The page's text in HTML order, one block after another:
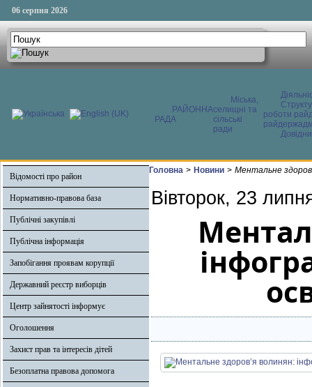
06 серпня 2026
РАЙОННА
РАДА
Міська,
селищні та
сільські
ради
роботи
Відомості про район
Нормативно-правова база
Публічні закупівлі
Публічна інформація
Запобігання проявам корупції
Державний реєстр виборців
Центр зайнятості інформує
Оголошення
Захист прав та інтересів дітей
Безоплатна правова допомога
Головна > Новини > Ментальне
Вівторок, 23